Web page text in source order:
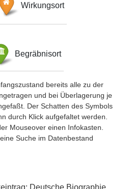
Wirkungsort
Begräbnisort
bereits alle zu der
und bei Überlagerung je
Der Schatten des Symbols
durch Klick aufgefaltet werden.
Mouseover einen Infokasten.
Suche im Datenbestand
Deutsche Biographie,